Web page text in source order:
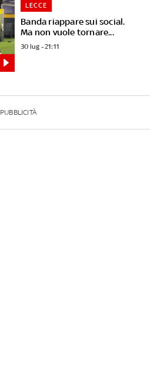
Banda riappare sui social.
Ma non vuole tornare...
LECCE
30 lug - 21:11
PUBBLICITÀ